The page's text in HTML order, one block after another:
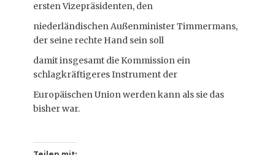
ersten Vizepräsidenten, den
niederländischen Außenminister Timmermans,
der seine rechte Hand sein soll
damit insgesamt die Kommission ein
schlagkräftigeres Instrument der
Europäischen Union werden kann als sie das
bisher war.